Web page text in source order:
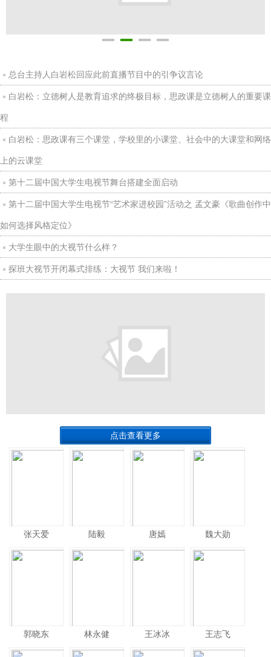
总台主持人白岩松回应此前直播节目中的引争议言论
白岩松：立德树人是教育追求的终极目标，思政课是立德树人的重要课
程
白岩松：思政课有三个课堂，学校里的小课堂、社会中的大课堂和网络
上的云课堂
第十二届中国大学生电视节舞台搭建全面启动
第十二届中国大学生电视节“艺术家进校园”活动之 孟文豪《歌曲创作中
如何选择风格定位》
大学生眼中的大视节什么样？
探班大视节开闭幕式排练：大视节 我们来啦！
点击查看更多
张天爱 陆毅 唐嫣 魏大勋
郭晓东 林永健 王冰冰 王志飞